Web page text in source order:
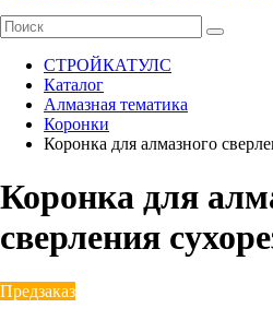
СТРОЙКАТУЛС
Каталог
Алмазная тематика
Коронки
Коронка для алмазного
Коронка для
сверления
Предзаказ